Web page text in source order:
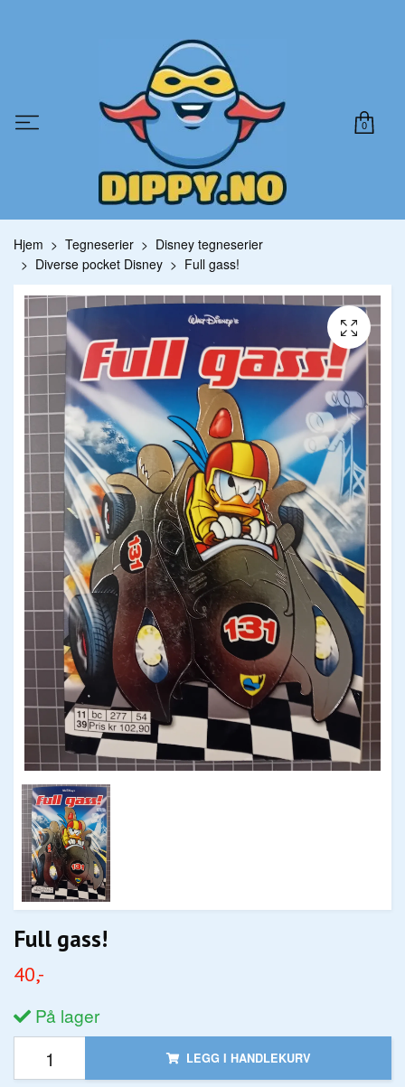
0
Hjem Tegneserier
Disney tegneserier
Diverse pocket Disney
Full gass!
Full gass!
40,-
På lager
LEGG I HANDLEKURV